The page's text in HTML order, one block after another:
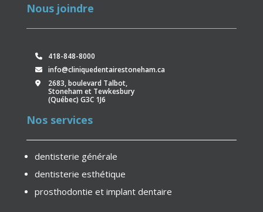
Nous joindre
418-848-8000
info@cliniquedentairestoneham.ca
2683, boulevard Talbot,
Stoneham et Tewkesbury
(Québec) G3C 1J6
Nos services
dentisterie générale
dentisterie esthétique
prosthodontie et implant dentaire